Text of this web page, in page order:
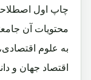
چاپ اول
محتویات آن
به علوم
اقتصاد جهان و